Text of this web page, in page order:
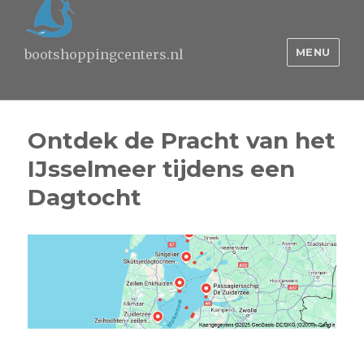
bootshoppingcenters.nl MENU
Ontdek de Pracht van het
IJsselmeer tijdens een
Dagtocht